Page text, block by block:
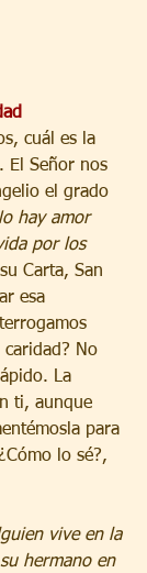
cuál es la
El Señor nos
el grado
hay amor
por los
Carta, San
esa
No
La
ti, aunque
para
lo sé?,
vive en la
hermano en